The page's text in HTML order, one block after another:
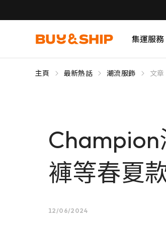
集運服務
主頁 最新熱話 潮流服飾 文章
褲等春夏
12/06/2024